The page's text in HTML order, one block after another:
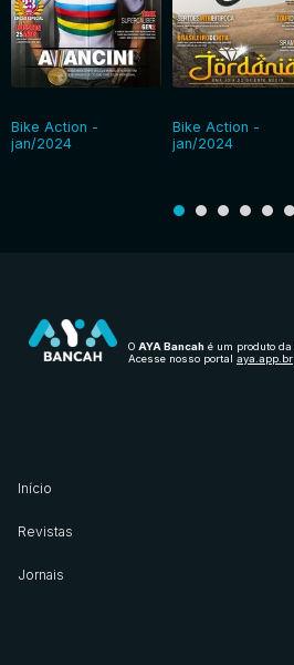
Bike Action -
jan/2024
Bike Action -
jan/2024
O AYA Bancah é um produto da
Acesse nosso portal aya.app.br
Início
Revistas
Jornais